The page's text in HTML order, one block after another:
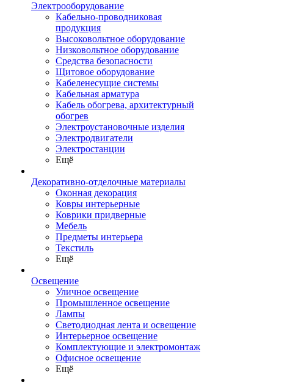
Электрооборудование
Кабельно-проводниковая
продукция
Высоковольтное оборудование
Низковольтное оборудование
Средства безопасности
Щитовое оборудование
Кабеленесущие системы
Кабельная арматура
Кабель обогрева, архитектурный
обогрев
Электроустановочные изделия
Электродвигатели
Электростанции
Ещё
Декоративно-отделочные материалы
Оконная декорация
Ковры интерьерные
Коврики придверные
Мебель
Предметы интерьера
Текстиль
Ещё
Освещение
Уличное освещение
Промышленное освещение
Лампы
Светодиодная лента и освещение
Интерьерное освещение
Комплектующие и электромонтаж
Офисное освещение
Ещё